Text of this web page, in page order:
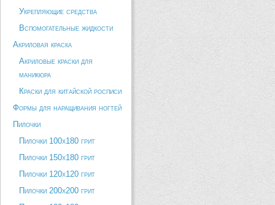
Укрепляющие средства
Вспомогательные жидкости
Акриловая краска
Акриловые краски для
маникюра
Краски для китайской росписи
Формы для наращивания ногтей
Пилочки
Пилочки 100х180 грит
Пилочки 150х180 грит
Пилочки 120х120 грит
Пилочки 200х200 грит